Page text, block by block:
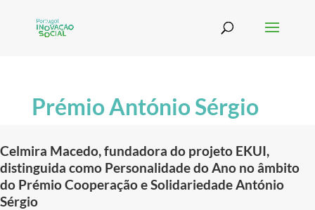
Prémio António Sérgio
Celmira Macedo, fundadora do projeto EKUI,
distinguida como Personalidade do Ano no âmbito
do Prémio Cooperação e Solidariedade António
Sérgio